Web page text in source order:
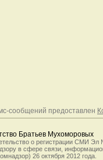
сообщений предоставлен
Братьев Мухоморовых
о регистрации СМИ
в сфере связи,
26 октября 2012 года.